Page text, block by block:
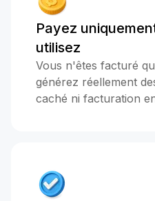
Payez
utilisez
Vous n'êtes facturé
générez réellement
caché ni facturation